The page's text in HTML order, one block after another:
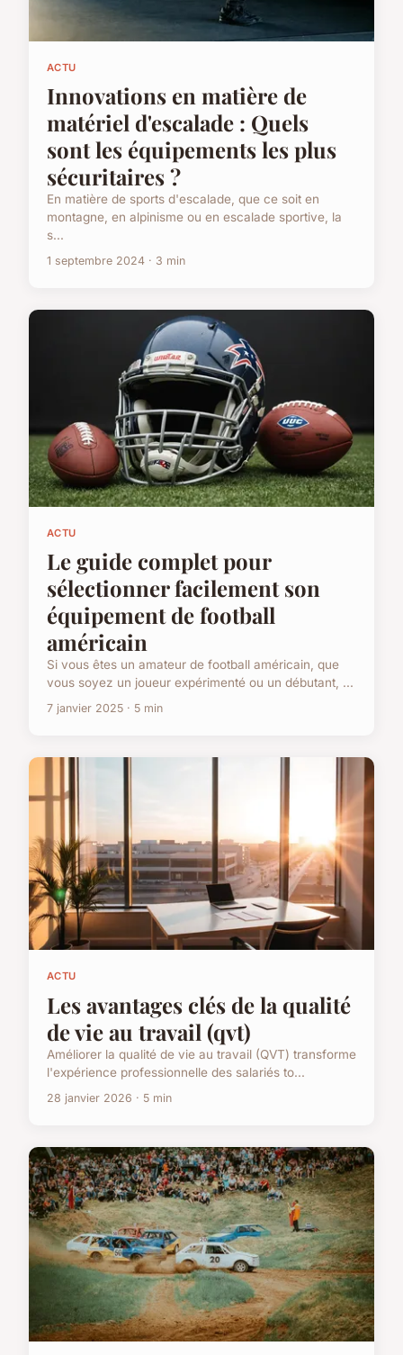
ACTU
Innovations en matière de
matériel d'escalade : Quels
sont les équipements les plus
sécuritaires ?
En matière de sports d'escalade, que ce soit en
montagne, en alpinisme ou en escalade sportive, la
s...
1 septembre 2024 · 3 min
ACTU
Le guide complet pour
sélectionner facilement son
équipement de football
américain
Si vous êtes un amateur de football américain, que
vous soyez un joueur expérimenté ou un débutant, ...
7 janvier 2025 · 5 min
ACTU
Les avantages clés de la qualité
de vie au travail (qvt)
Améliorer la qualité de vie au travail (QVT) transforme
l'expérience professionnelle des salariés to...
28 janvier 2026 · 5 min